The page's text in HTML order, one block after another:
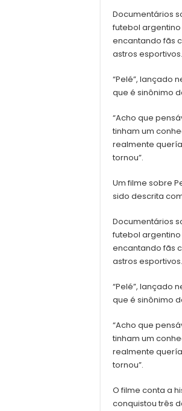
Documentários
futebol argentino
encantando fãs
astros esportivos.
“Pelé”, lançado
que é sinônimo
“Acho que
tinham um
realmente
tornou”.
Um filme sobre
sido descrita
Documentários
futebol argentino
encantando fãs
astros esportivos.
“Pelé”, lançado
que é sinônimo
“Acho que
tinham um
realmente
tornou”.
O filme conta a
conquistou três